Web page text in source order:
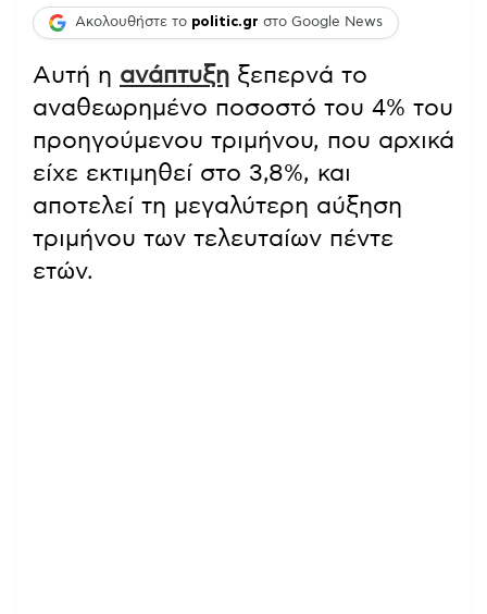
Ακολουθήστε το politic.gr στο Google News
Αυτή η ανάπτυξη ξεπερνά το
αναθεωρημένο ποσοστό του 4% του
προηγούμενου τριμήνου, που αρχικά
είχε εκτιμηθεί στο 3,8%, και
αποτελεί τη μεγαλύτερη αύξηση
τριμήνου των τελευταίων πέντε
ετών.